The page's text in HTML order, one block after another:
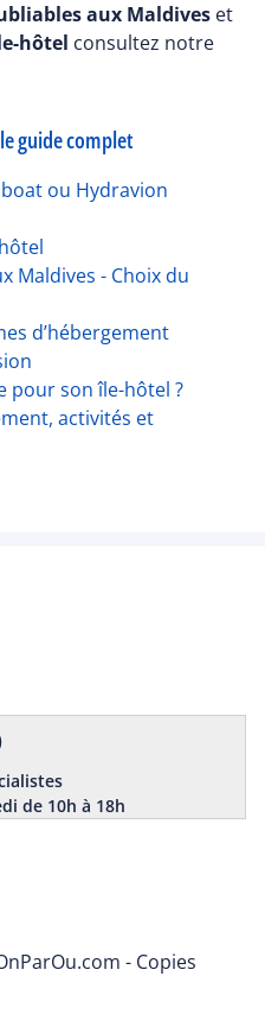
aux Maldives et
hôtel consultez notre
guide complet
ou Hydravion
Maldives - Choix du
d’hébergement
pour son île-hôtel ?
activités et
de 10h à 18h
- Copies